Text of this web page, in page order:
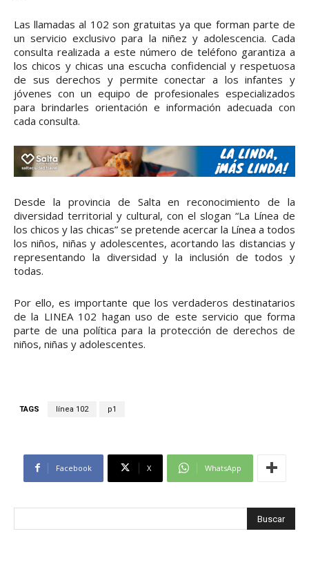
Las llamadas al 102 son gratuitas ya que forman parte de
un servicio exclusivo para la niñez y adolescencia. Cada
consulta realizada a este número de teléfono garantiza a
los chicos y chicas una escucha confidencial y respetuosa
de sus derechos y permite conectar a los infantes y
jóvenes con un equipo de profesionales especializados
para brindarles orientación e información adecuada con
cada consulta.
Desde la provincia de Salta en reconocimiento de la
diversidad territorial y cultural, con el slogan “La Línea de
los chicos y las chicas” se pretende acercar la Línea a todos
los niños, niñas y adolescentes, acortando las distancias y
representando la diversidad y la inclusión de todos y
todas.
Por ello, es importante que los verdaderos destinatarios
de la LINEA 102 hagan uso de este servicio que forma
parte de una política para la protección de derechos de
niños, niñas y adolescentes.
TAGS línea 102 p1
Facebook X WhatsApp